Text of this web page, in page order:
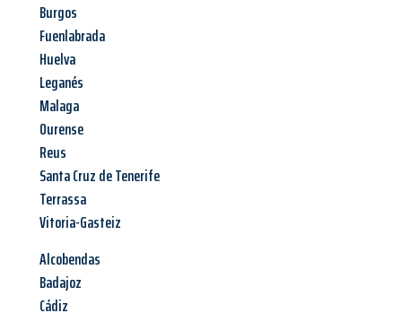
Burgos
Fuenlabrada
Huelva
Leganés
Malaga
Ourense
Reus
Santa Cruz de Tenerife
Terrassa
Vitoria-Gasteiz
Alcobendas
Badajoz
Cádiz